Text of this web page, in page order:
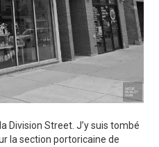
Division Street. J’y suis tombé
la section portoricaine de